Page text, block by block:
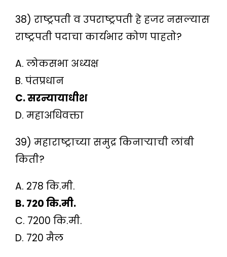
38) राष्ट्रपती व उपराष्ट्रपती हे हजर नसल्यास
राष्ट्रपती पदाचा कार्यभार कोण पाहतो?
A. लोकसभा अध्यक्ष
B. पंतप्रधान
C. सरन्यायाधीश
D. महाअधिवक्ता
39) महाराष्ट्राच्या समुद्र किनाऱ्याची लांबी
किती?
A. 278 कि.मी.
B. 720 कि.मी.
C. 7200 कि.मी.
D. 720 मैल